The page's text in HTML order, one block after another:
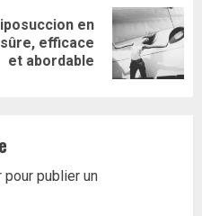
en
efficace
et abordable
pour publier un